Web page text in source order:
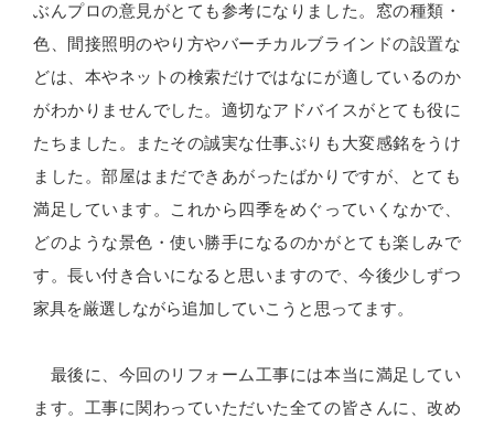
ぶんプロの意見がとても参考になりました。窓の種類・
色、間接照明のやり方やバーチカルブラインドの設置な
どは、本やネットの検索だけではなにが適しているのか
がわかりませんでした。適切なアドバイスがとても役に
たちました。またその誠実な仕事ぶりも大変感銘をうけ
ました。部屋はまだできあがったばかりですが、とても
満足しています。これから四季をめぐっていくなかで、
どのような景色・使い勝手になるのかがとても楽しみで
す。長い付き合いになると思いますので、今後少しずつ
家具を厳選しながら追加していこうと思ってます。
最後に、今回のリフォーム工事には本当に満足してい
ます。工事に関わっていただいた全ての皆さんに、改め